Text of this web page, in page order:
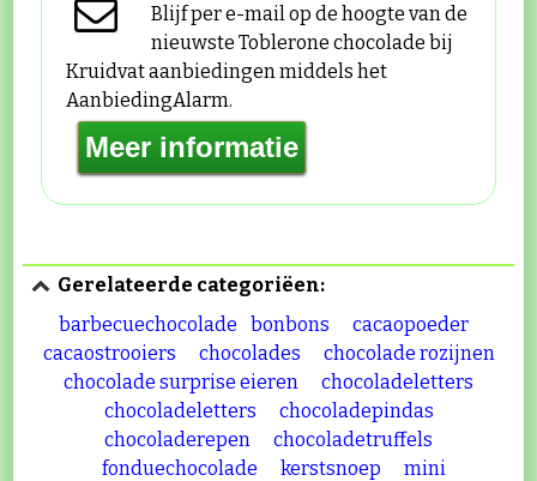
Blijf per e-mail op de hoogte van de
nieuwste Toblerone chocolade bij
Kruidvat aanbiedingen middels het
AanbiedingAlarm.
Gerelateerde categoriëen:
barbecuechocolade
bonbons
cacaopoeder
cacaostrooiers
chocolades
chocolade rozijnen
chocolade surprise eieren
chocoladeletters
chocoladeletters
chocoladepindas
chocoladerepen
chocoladetruffels
fonduechocolade
kerstsnoep
mini